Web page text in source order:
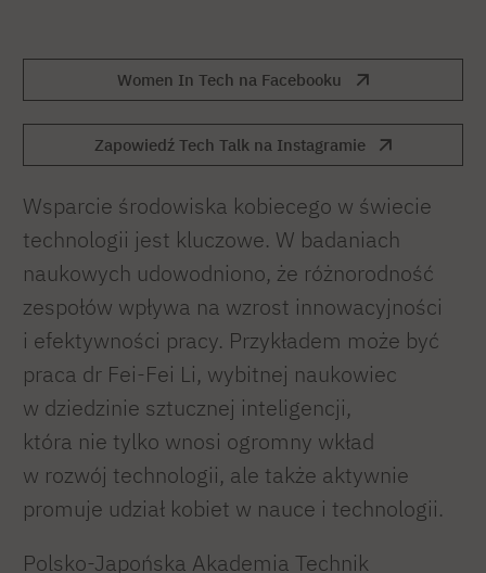
Women In Tech na Facebooku
Zapowiedź Tech Talk na Instagramie
Wsparcie środowiska kobiecego w świecie
technologii jest kluczowe. W badaniach
naukowych udowodniono, że różnorodność
zespołów wpływa na wzrost innowacyjności
i efektywności pracy. Przykładem może być
praca dr Fei-Fei Li, wybitnej naukowiec
w dziedzinie sztucznej inteligencji,
która nie tylko wnosi ogromny wkład
w rozwój technologii, ale także aktywnie
promuje udział kobiet w nauce i technologii.
Polsko-Japońska Akademia Technik